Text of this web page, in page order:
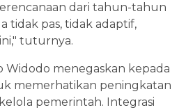
dari tahun-tahun
tidak pas, tidak adaptif,
tuturnya.
Widodo menegaskan kepada
memerhatikan peningkatan
pemerintah. Integrasi